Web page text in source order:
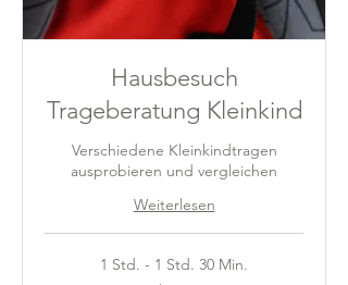
Hausbesuch
Trageberatung Kleinkind
Verschiedene Kleinkindtragen
ausprobieren und vergleichen
Weiterlesen
1 Std. - 1 Std. 30 Min.